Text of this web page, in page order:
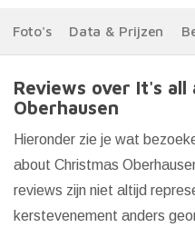
Foto's Data & Prijzen
Reviews over It's all
Oberhausen
Hieronder zie je wat
about Christmas
reviews zijn niet altijd
kerstevenement anders